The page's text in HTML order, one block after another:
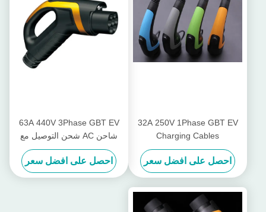
32A 250V 1Phase GBT EV
Charging Cables
Thermoplastic top Shell
احصل على افضل سعر
63A 440V 3Phase GBT EV
شاحن AC شحن التوصيل مع
كابل 5M
احصل على افضل سعر